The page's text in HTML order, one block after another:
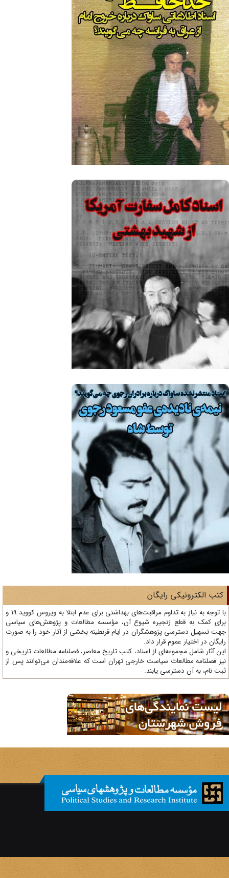
الکترونیکی رایگان
با توجه به نیاز به تداوم مراقبت‌های بهداشتی برای عدم ابتلا به ویروس کووید 19 و
کمک به قطع زنجیره شیوع آن، مؤسسه مطالعات و پژوهش‌های سیاسی
تسهیل دسترسی پژوهشگران در ایام قرنطینه بخشی از آثار خود را به صورت
در اختیار عموم قرار داد.
آثار شامل مجموعه‌ای از اسناد، کتب تاریخ معاصر، فصلنامه‌ مطالعات تاریخی و
فصلنامه مطالعات سیاست خارجی تهران است که علاقه‌مندان می‌توانند پس از
نام، به آن دسترسی یابند.